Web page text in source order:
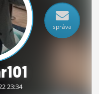
23:34
správa